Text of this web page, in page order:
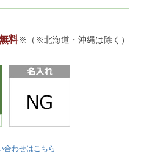
料※（※北海道・沖縄は除く）
合わせはこちら